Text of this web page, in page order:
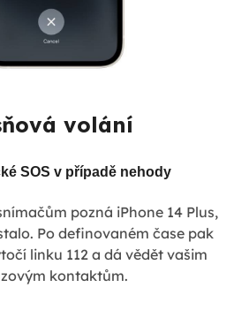
volání
SOS v případě nehody
pozná iPhone 14 Plus,
Po definovaném čase pak
linku 112 a dá vědět vašim
kontaktům.